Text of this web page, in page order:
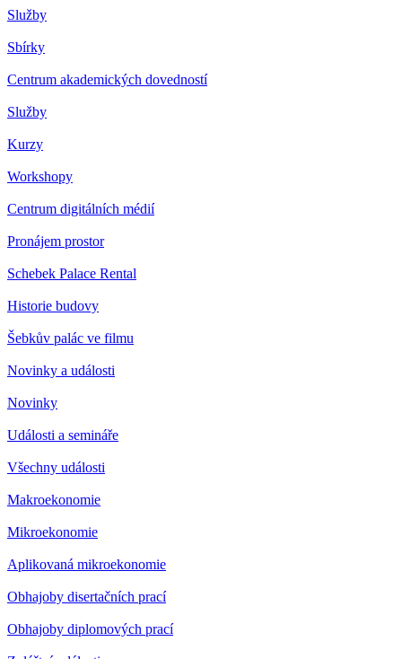
Služby
Sbírky
Centrum akademických dovedností
Služby
Kurzy
Workshopy
Centrum digitálních médií
Pronájem prostor
Schebek Palace Rental
Historie budovy
Šebkův palác ve filmu
Novinky a události
Novinky
Události a semináře
Všechny události
Makroekonomie
Mikroekonomie
Aplikovaná mikroekonomie
Obhajoby disertačních prací
Obhajoby diplomových prací